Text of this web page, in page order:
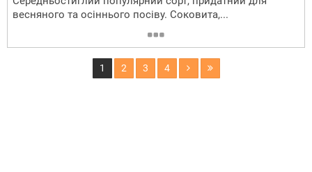
весняного та осіннього посіву. Соковита,...
1 2 3 4